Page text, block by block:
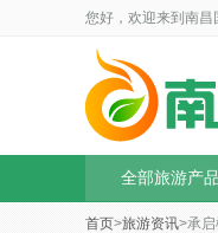
您好，欢迎来到南昌
全部旅游产
首页>旅游资讯>承